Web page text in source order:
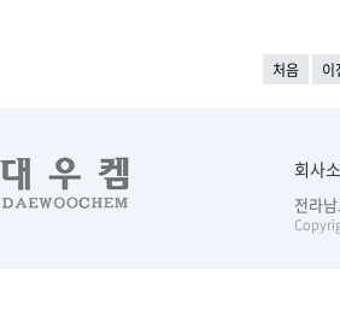
처음 이
회사
전라